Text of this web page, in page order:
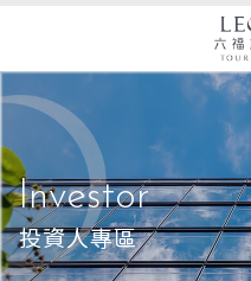
Investor
投資人專區